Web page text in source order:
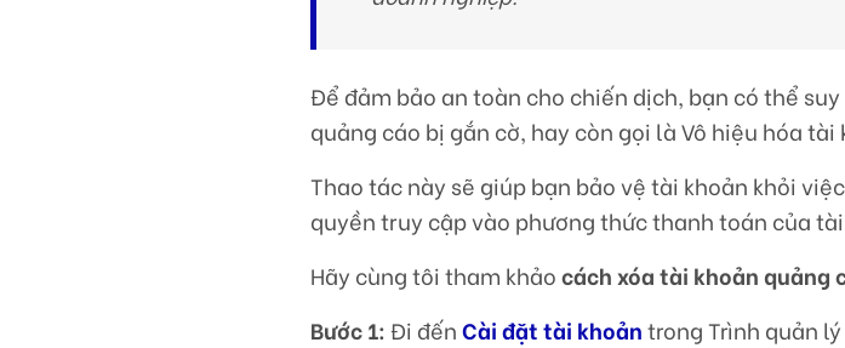
Để đảm bảo an toàn cho chiến dịch, bạn có thể
quảng cáo bị gắn cờ, hay còn gọi là Vô hiệu hóa tài
Thao tác này sẽ giúp bạn bảo vệ tài khoản khỏi
quyền truy cập vào phương thức thanh toán của
Hãy cùng tôi tham khảocách xóa tài khoản quảng
Bước 1:Đi đếnCài đặt tài khoảntrong Trình quản